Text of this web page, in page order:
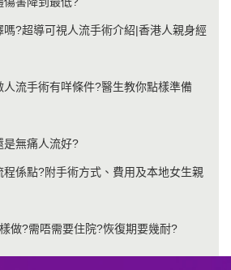
?超導可視人流手術介紹|香港人親身經
人流手術有咩條件?醫生教你點樣準備
是無痛人流好?
係點?附手術方式、費用及本地女生親
做?需唔需要住院?恢復期要幾耐?